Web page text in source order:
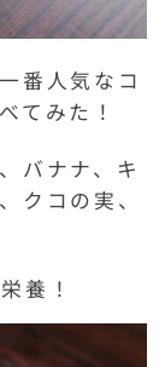
番人気なコ
てみた！
バナナ、キ
クコの実、
養！